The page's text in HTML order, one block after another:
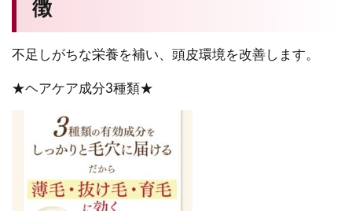
徴
不足しがちな栄養を補い、頭皮環境を改善します。
★ヘアケア成分3種類★